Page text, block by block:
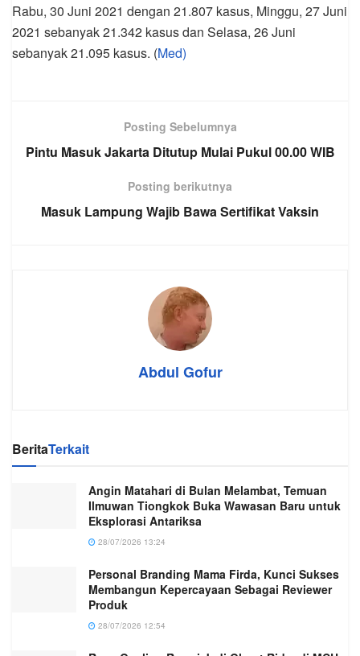
Rabu, 30 Juni 2021 dengan 21.807 kasus, Minggu, 27 Juni
2021 sebanyak 21.342 kasus dan Selasa, 26 Juni
sebanyak 21.095 kasus. (Med)
Posting Sebelumnya
Pintu Masuk Jakarta Ditutup Mulai Pukul 00.00 WIB
Posting berikutnya
Masuk Lampung Wajib Bawa Sertifikat Vaksin
Abdul Gofur
BeritaTerkait
Angin Matahari di Bulan Melambat, Temuan
Ilmuwan Tiongkok Buka Wawasan Baru untuk
Eksplorasi Antariksa
28/07/2026 13:24
Personal Branding Mama Firda, Kunci Sukses
Membangun Kepercayaan Sebagai Reviewer
Produk
28/07/2026 12:54